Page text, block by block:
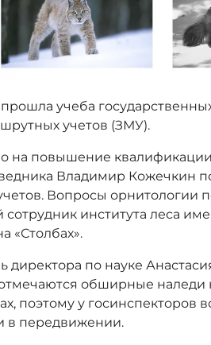
учеба
учетов (ЗМУ).
на повышение
Владимир Кожечкин
Вопросы орнитологии
института леса
«Столбах».
директора по науке
обширные наледи
поэтому у госинспекторов
в передвижении.